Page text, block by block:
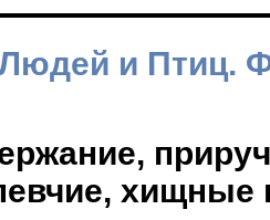
и Птиц.
хищные